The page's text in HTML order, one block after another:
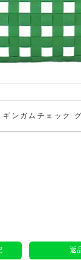
ギンガムチェック
返